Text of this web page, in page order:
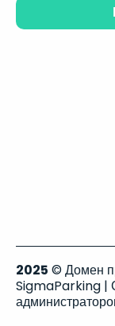
2025 © Домен
SigmaParking |